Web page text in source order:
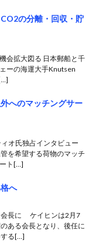
の分離・回収・貯
会拡大図る 日本郵船と千
ーの海運大手Knutsen
へのマッチングサー
オ氏独占インタビュー
を希望する荷物のマッチ
ト[…]
へ
会長に ケイヒンは2月7
ある会長となり、後任に
する[…]